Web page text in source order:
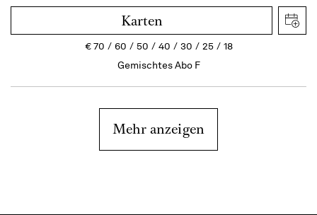
Karten
€70 60 50 40 30 25
18
Gemischtes Abo F
Mehr anzeigen